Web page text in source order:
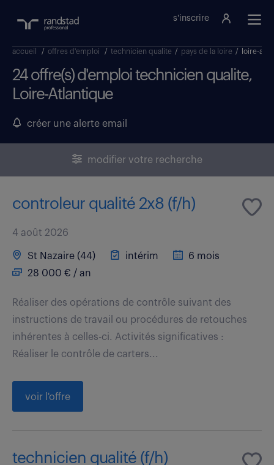
s'inscrire
accueil / offres d'emploi / technicien qualite / pays de la loire / loire-
24 offre(s) d'emploi technicien qualite,
Loire-Atlantique
créer une alerte email
modifier votre recherche
controleur qualité 2x8 (f/h)
4 août 2026
St Nazaire (44) intérim
6 mois
28 000 € / an
Réaliser des opérations de contrôle suivant des
instructions de travail ou procédures de retouches
inhérentes à celles-ci. Activités significatives :
Réaliser le contrôle de carters...
voir l'offre
technicien qualité (f/h)